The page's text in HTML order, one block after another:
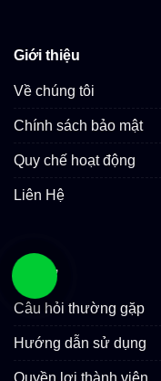
Giới thiệu
Về chúng tôi
Chính sách bảo mật
Quy chế hoạt động
Liên Hệ
Hỗ trợ
Câu hỏi thường gặp
Hướng dẫn sử dụng
Quyền lợi thành viên